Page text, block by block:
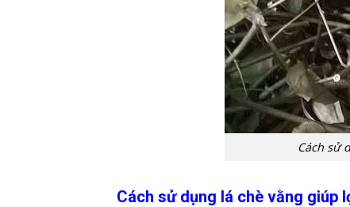
Cách sử
Cách sử dụng lá chè vằng giúp